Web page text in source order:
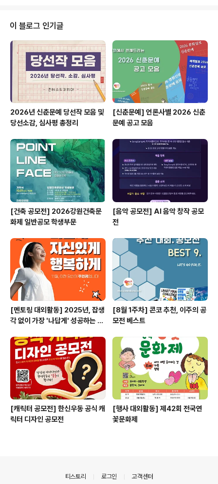
(화) ~ 4월 20일 (월)- 결과 발표: 2026년 4월 말 (수상
자 개별 연락 예정) ◎ 참가 자격- 제한 없음 (국민 누구나 /
1인당 2안까지 제출 가능) ◎ 공모 주제『K-Architectur
e 100』 도서 표지 디자인 - 국내 건축사사무소 50곳의 대
표작품 100선 수록- 한국..
이 블로그 인기글
2026년 신춘문예 당선작 모음 및
당선소감, 심사평 총정리
[신춘문예] 언론사별 2026 신춘
문예 공고 모음
[건축 공모전] 2026강원건축문
화제 일반공모 학생부문
[음악 공모전] AI 음악 창작 공모
전
[멘토링 대외활동] 2025년, 잡생
각 없이 가장 '나답게' 성공하는 법
[8월 1주차] 콘코 추천, 이주의 공
모전 베스트
[캐릭터 공모전] 한신우동 공식 캐
릭터 디자인 공모전
[행사 대외활동] 제42회 전국연
꽃문화제
티스토리 로그인 고객센터